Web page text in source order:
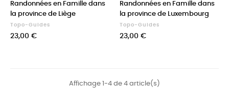
Randonnées en Famille dans
la province de Liège
Topo-Guides
Prix
23,00 €
Randonnées en Famille dans
la province de Luxembourg
Topo-Guides
Prix
23,00 €
Affichage 1-4 de 4 article(s)